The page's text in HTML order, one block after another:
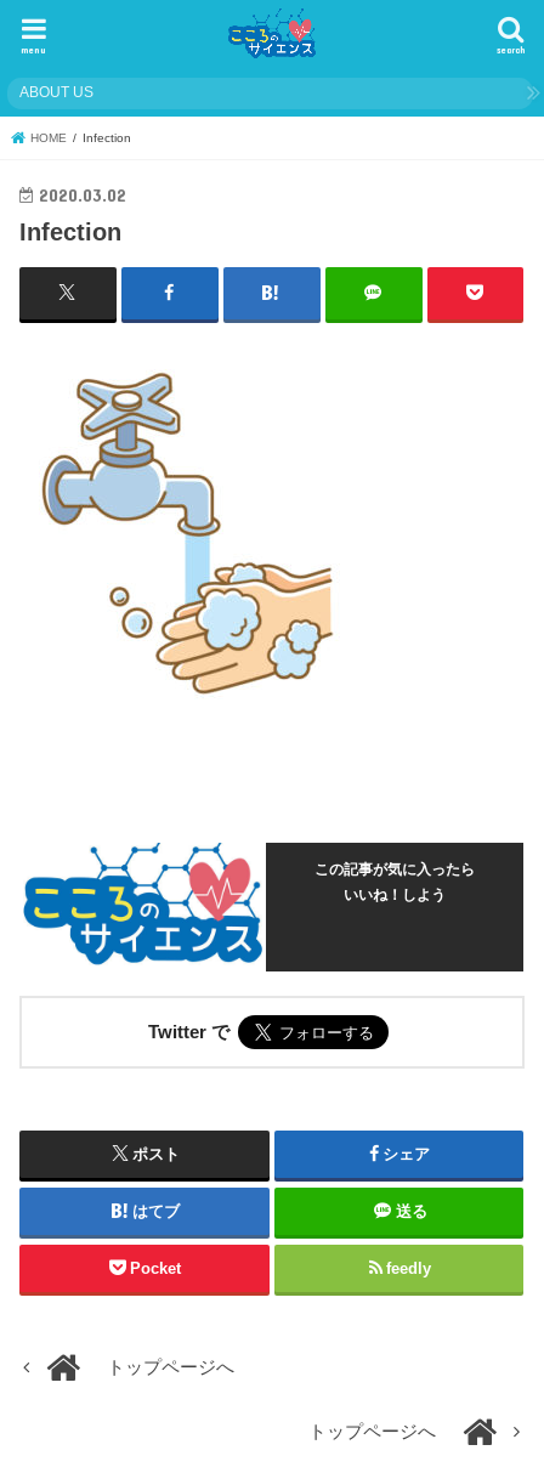
search
menu
ABOUT US
HOME Infection
2020.03.02
Infection
この記事が気に入ったら
いいね！しよう
Twitter で
ポスト シェア
はてブ 送る
Pocket feedly
トップページへ
トップページへ